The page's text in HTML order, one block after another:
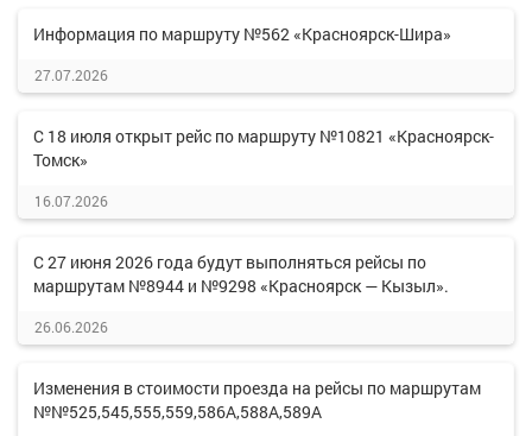
Информация по маршруту №562 «Красноярск-Шира»
27.07.2026
С 18 июля открыт рейс по маршруту №10821 «Красноярск-
Томск»
16.07.2026
С 27 июня 2026 года будут выполняться рейсы по
маршрутам №8944 и №9298 «Красноярск — Кызыл».
26.06.2026
Изменения в стоимости проезда на рейсы по маршрутам
№№525,545,555,559,586А,588А,589А